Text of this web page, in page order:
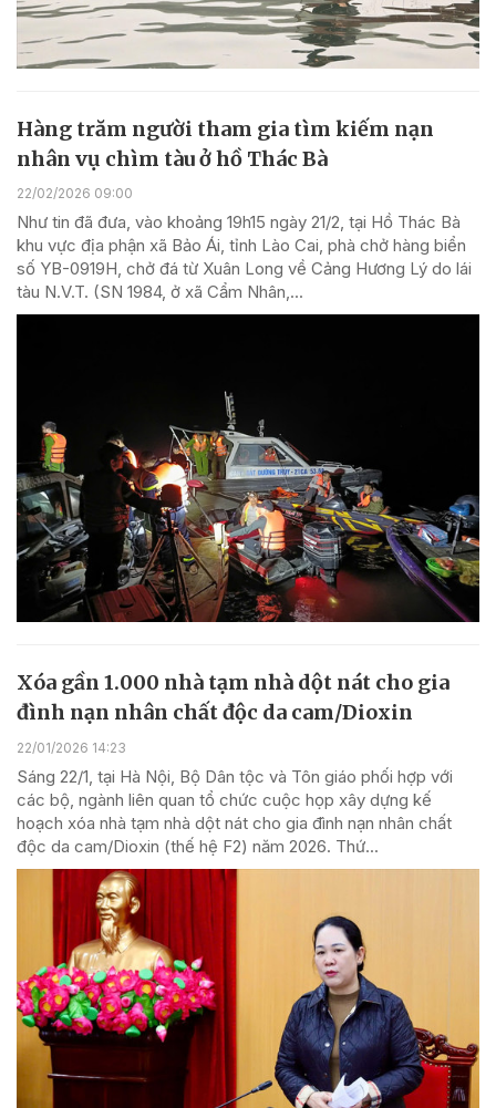
Hàng trăm người tham gia tìm kiếm nạn
nhân vụ chìm tàu ở hồ Thác Bà
22/02/2026 09:00
Như tin đã đưa, vào khoảng 19h15 ngày 21/2, tại Hồ Thác Bà
khu vực địa phận xã Bảo Ái, tỉnh Lào Cai, phà chở hàng biển
số YB-0919H, chở đá từ Xuân Long về Cảng Hương Lý do lái
tàu N.V.T. (SN 1984, ở xã Cẩm Nhân,...
Xóa gần 1.000 nhà tạm nhà dột nát cho gia
đình nạn nhân chất độc da cam/Dioxin
22/01/2026 14:23
Sáng 22/1, tại Hà Nội, Bộ Dân tộc và Tôn giáo phối hợp với
các bộ, ngành liên quan tổ chức cuộc họp xây dựng kế
hoạch xóa nhà tạm nhà dột nát cho gia đình nạn nhân chất
độc da cam/Dioxin (thế hệ F2) năm 2026. Thứ...